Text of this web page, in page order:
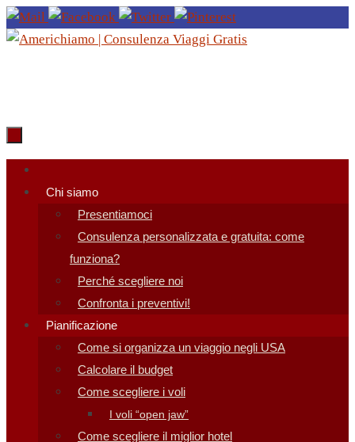
Salta
al
Salta
contenuto
Chi siamo
Presentiamoci
Consulenza personalizzata e gratuita: come
funziona?
Perché scegliere noi
Confronta i preventivi!
Pianificazione
Come si organizza un viaggio negli USA
Calcolare il budget
Come scegliere i voli
I voli “open jaw”
Come scegliere il miglior hotel